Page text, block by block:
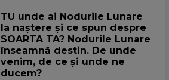
TU unde ai Nodurile Lunare
la naștere și ce spun despre
SOARTA TA? Nodurile Lunare
înseamnă destin. De unde
venim, de ce și unde ne
ducem?